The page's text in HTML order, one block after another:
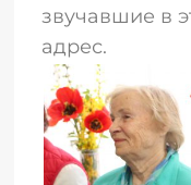
звучавшие в
адрес.